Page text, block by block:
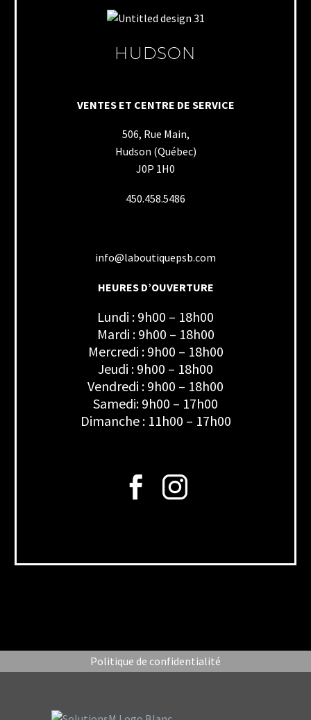
HUDSON
VENTES ET CENTRE DE SERVICE
506, Rue Main,
Hudson (Québec)
J0P 1H0
450.458.5486
info@laboutiquepsb.com
HEURES D’OUVERTURE
Lundi : 9h00 – 18h00
Mardi : 9h00 – 18h00
Mercredi : 9h00 – 18h00
Jeudi : 9h00 – 18h00
Vendredi : 9h00 – 18h00
Samedi: 9h00 – 17h00
Dimanche : 11h00 – 17h00
Politique de confidentialité